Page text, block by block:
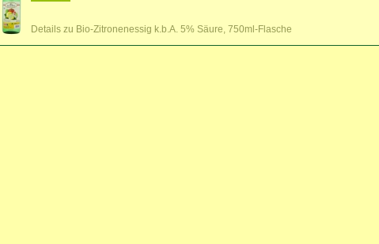
Details zu Bio-Zitronenessig k.b.A. 5% Säure, 750ml-Flasche